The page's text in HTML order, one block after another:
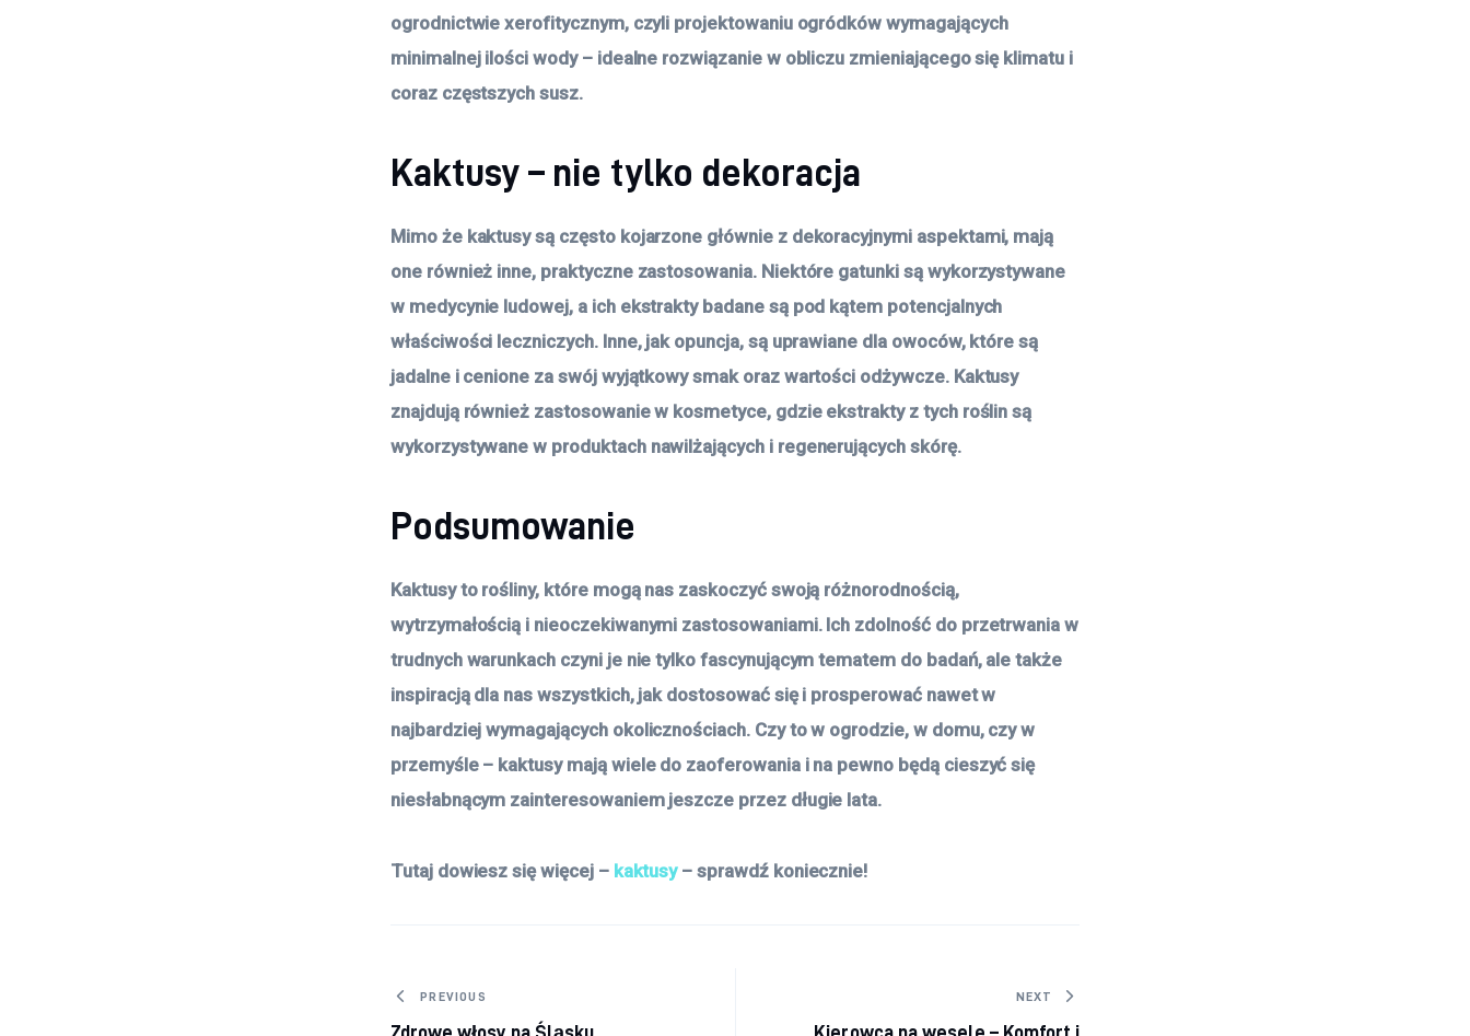
ogrodnictwie xerofitycznym, czyli projektowaniu ogródków wymagających
minimalnej ilości wody – idealne rozwiązanie w obliczu zmieniającego się klimatu i
coraz częstszych susz.
Kaktusy – nie tylko dekoracja
Mimo że kaktusy są często kojarzone głównie z dekoracyjnymi aspektami, mają
one również inne, praktyczne zastosowania. Niektóre gatunki są wykorzystywane
w medycynie ludowej, a ich ekstrakty badane są pod kątem potencjalnych
właściwości leczniczych. Inne, jak opuncja, są uprawiane dla owoców, które są
jadalne i cenione za swój wyjątkowy smak oraz wartości odżywcze. Kaktusy
znajdują również zastosowanie w kosmetyce, gdzie ekstrakty z tych roślin są
wykorzystywane w produktach nawilżających i regenerujących skórę.
Podsumowanie
Kaktusy to rośliny, które mogą nas zaskoczyć swoją różnorodnością,
wytrzymałością i nieoczekiwanymi zastosowaniami. Ich zdolność do przetrwania w
trudnych warunkach czyni je nie tylko fascynującym tematem do badań, ale także
inspiracją dla nas wszystkich, jak dostosować się i prosperować nawet w
najbardziej wymagających okolicznościach. Czy to w ogrodzie, w domu, czy w
przemyśle – kaktusy mają wiele do zaoferowania i na pewno będą cieszyć się
niesłabnącym zainteresowaniem jeszcze przez długie lata.
Tutaj dowiesz się więcej – kaktusy– sprawdź koniecznie!
Nawigacja
PREVIOUS NEXT